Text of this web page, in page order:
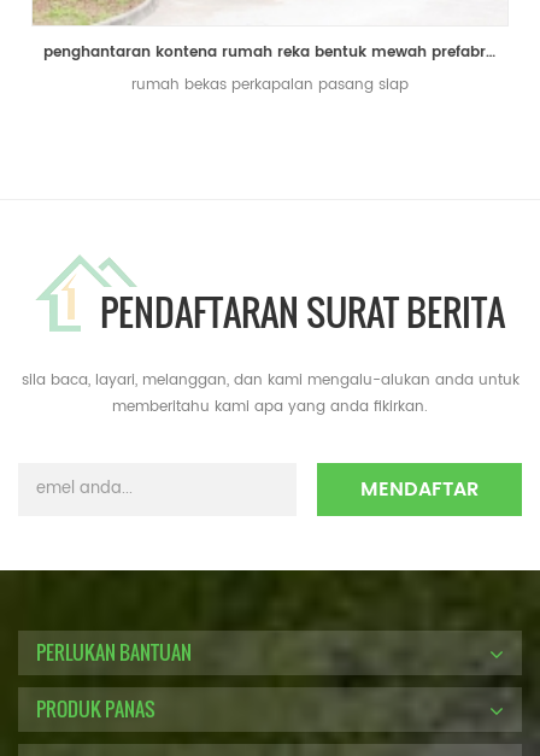
penghantaran kontena rumah reka bentuk mewah prefabrikasi bekas kedai kopi kedai hidup rumah
rumah bekas perkapalan pasang siap
PENDAFTARAN SURAT BERITA
sila baca, layari, melanggan, dan kami mengalu-alukan anda untuk
memberitahu kami apa yang anda fikirkan.
PERLUKAN BANTUAN
PRODUK PANAS